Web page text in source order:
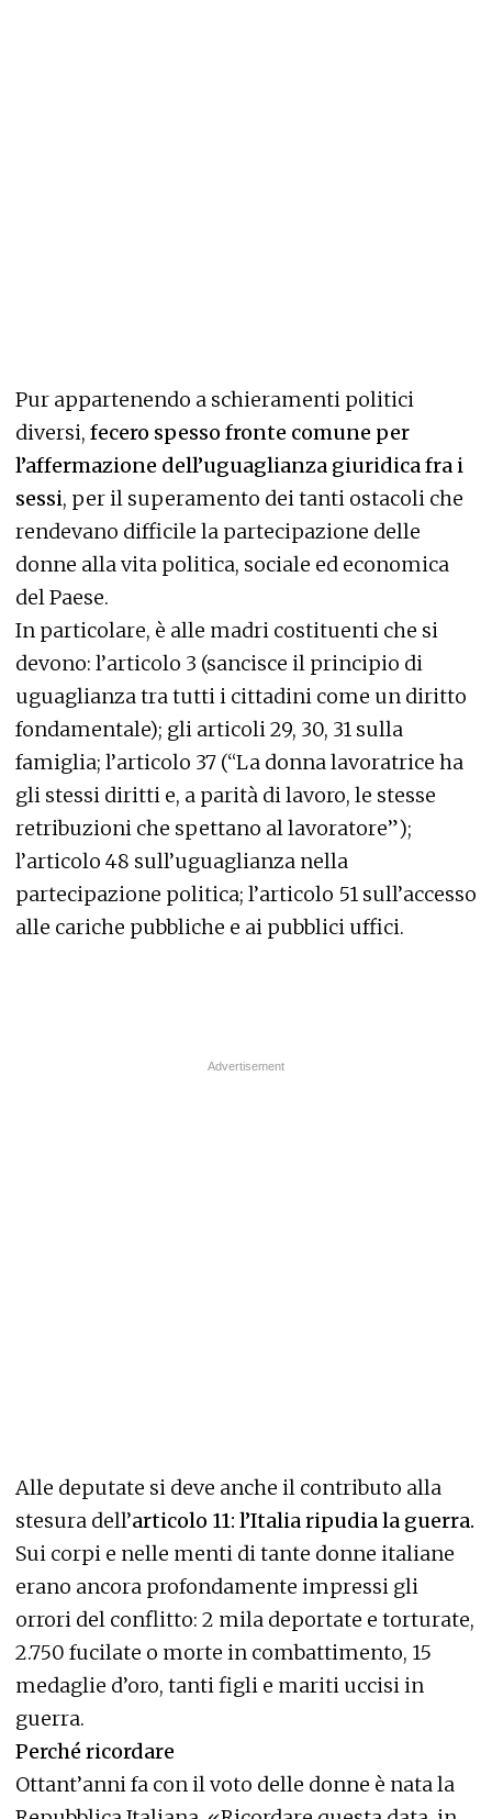
Pur appartenendo a schieramenti politici
diversi, fecero spesso fronte comune per
l’affermazione dell’uguaglianza giuridica fra i
sessi, per il superamento dei tanti ostacoli che
rendevano difficile la partecipazione delle
donne alla vita politica, sociale ed economica
del Paese.
In particolare, è alle madri costituenti che si
devono: l’articolo 3 (sancisce il principio di
uguaglianza tra tutti i cittadini come un diritto
fondamentale); gli articoli 29, 30, 31 sulla
famiglia; l’articolo 37 (“La donna lavoratrice ha
gli stessi diritti e, a parità di lavoro, le stesse
retribuzioni che spettano al lavoratore”);
l’articolo 48 sull’uguaglianza nella
partecipazione politica; l’articolo 51 sull’accesso
alle cariche pubbliche e ai pubblici uffici.
Alle deputate si deve anche il contributo alla
stesura dell’articolo 11: l’Italia ripudia la guerra.
Sui corpi e nelle menti di tante donne italiane
erano ancora profondamente impressi gli
orrori del conflitto: 2 mila deportate e torturate,
2.750 fucilate o morte in combattimento, 15
medaglie d’oro, tanti figli e mariti uccisi in
guerra.
Perché ricordare
Ottant’anni fa con il voto delle donne è nata la